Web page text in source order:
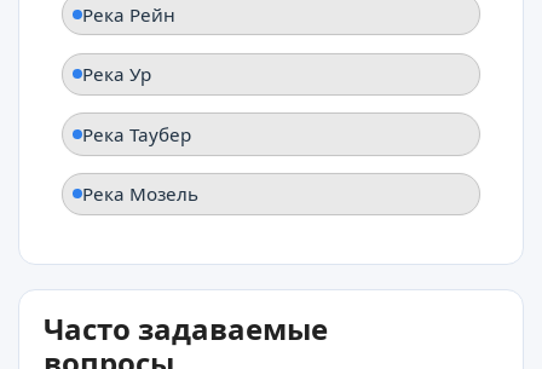
Река Рейн
Река Ур
Река Таубер
Река Мозель
Часто задаваемые